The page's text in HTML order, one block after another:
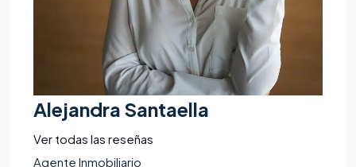
Alejandra Santaella
Ver todas las reseñas
Agente Inmobiliario